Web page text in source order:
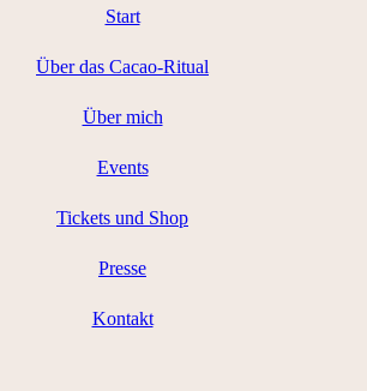
Start
Über das Cacao-Ritual
Über mich
Events
Tickets und Shop
Presse
Kontakt